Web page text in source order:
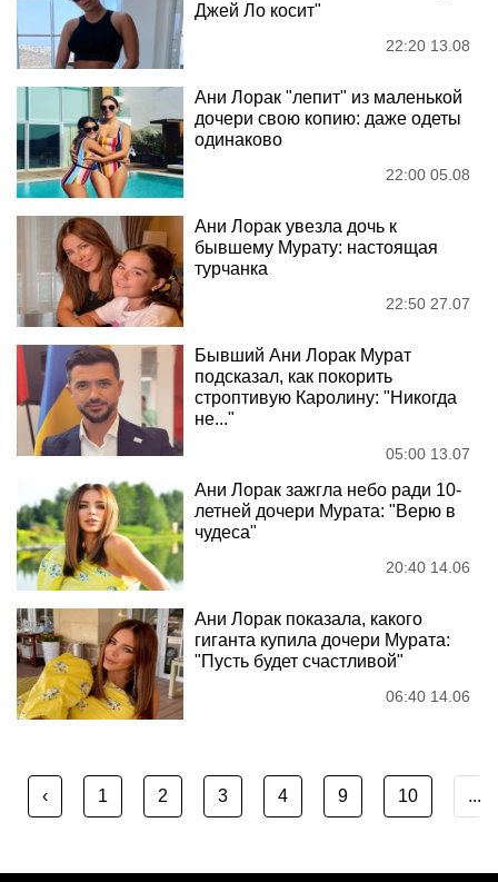
Джей Ло косит"
22:20 13.08
Ани Лорак "лепит" из маленькой
дочери свою копию: даже одеты
одинаково
22:00 05.08
Ани Лорак увезла дочь к
бывшему Мурату: настоящая
турчанка
22:50 27.07
Бывший Ани Лорак Мурат
подсказал, как покорить
строптивую Каролину: "Никогда
не..."
05:00 13.07
Ани Лорак зажгла небо ради 10-
летней дочери Мурата: "Верю в
чудеса"
20:40 14.06
Ани Лорак показала, какого
гиганта купила дочери Мурата:
"Пусть будет счастливой"
06:40 14.06
‹ 1 2 3 4 9 10 ...